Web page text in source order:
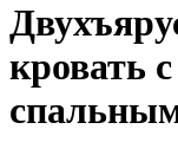
кровать